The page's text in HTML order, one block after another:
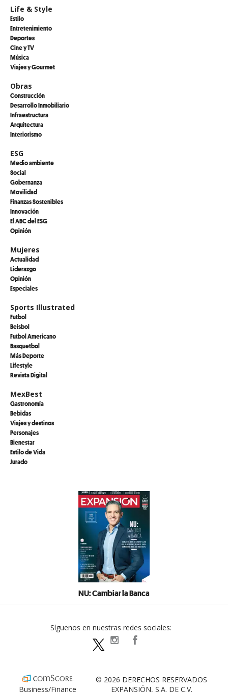
Life & Style
Estilo
Entretenimiento
Deportes
Cine y TV
Música
Viajes y Gourmet
Obras
Construcción
Desarrollo Inmobiliario
Infraestructura
Arquitectura
Interiorismo
ESG
Medio ambiente
Social
Gobernanza
Movilidad
Finanzas Sostenibles
Innovación
El ABC del ESG
Opinión
Mujeres
Actualidad
Liderazgo
Opinión
Especiales
Sports Illustrated
Futbol
Beisbol
Futbol Americano
Basquetbol
Más Deporte
Lifestyle
Revista Digital
MexBest
Gastronomía
Bebidas
Viajes y destinos
Personajes
Bienestar
Estilo de Vida
Jurado
NU: Cambiar la Banca
Síguenos en nuestras redes sociales:
expansionpolitica
Business/Finance
© 2026 DERECHOS RESERVADOS
EXPANSIÓN, S.A. DE C.V.